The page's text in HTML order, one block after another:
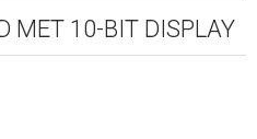
MET 10-BIT DISPLAY